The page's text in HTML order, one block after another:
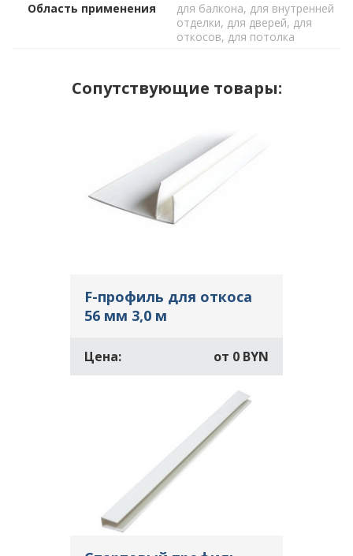
Область применения
для балкона, для внутренней
отделки, для дверей, для
откосов, для потолка
Сопутствующие товары:
F-профиль для откоса
56 мм 3,0 м
Цена: от 0 BYN